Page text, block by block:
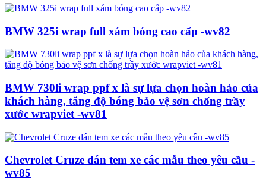
BMW 325i wrap full xám bóng cao cấp -wv82
BMW 730li wrap ppf x là sự lựa chọn hoàn hảo của
khách hàng, tăng độ bóng bảo vệ sơn chống trầy
xước wrapviet -wv81
Chevrolet Cruze dán tem xe các mẫu theo yêu cầu -
wv85